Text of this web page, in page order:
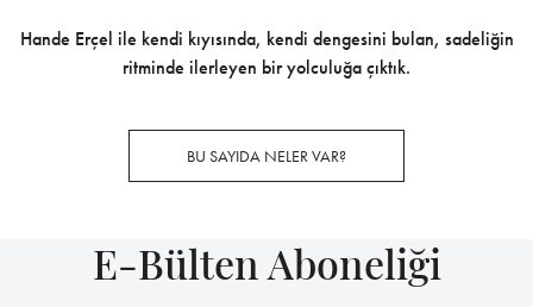
Hande Erçel ile kendi kıyısında, kendi dengesini bulan, sadeliğin
ritminde ilerleyen bir yolculuğa çıktık.
BU SAYIDA NELER VAR?
E-Bülten Aboneliği